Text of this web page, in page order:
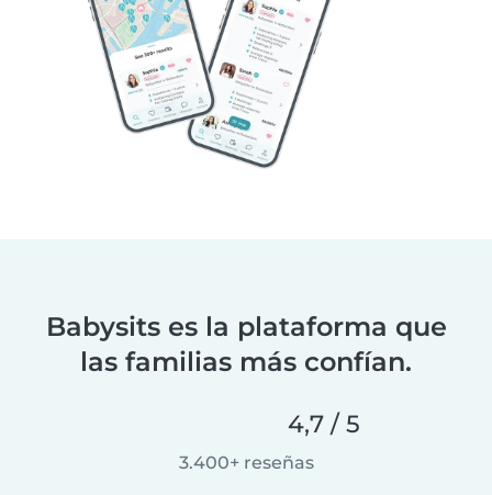
Babysits es la plataforma que
las familias más confían.
4,7 / 5
3.400+ reseñas